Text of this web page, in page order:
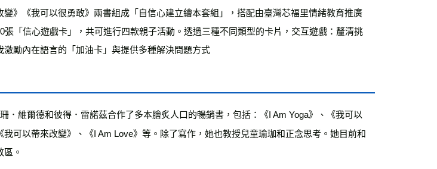
》《我可以很勇敢》兩書組成「自信心建立繪本套組」，搭配由臺灣芯福里情緒教育推廣
張「信心遊戲卡」，共可進行四款親子活動。透過三種不同類型的卡片，交互遊戲：釐清挑
勵內在語言的「加油卡」與提供多種解決問題方式
．維爾德和彼得．雷諾茲合作了多本膾炙人口的暢銷書，包括：《I Am Yoga》、《我可以
可以帶來改變》、《I Am Love》等。除了寫作，她也教授兒童瑜珈和正念思考。她目前和
。